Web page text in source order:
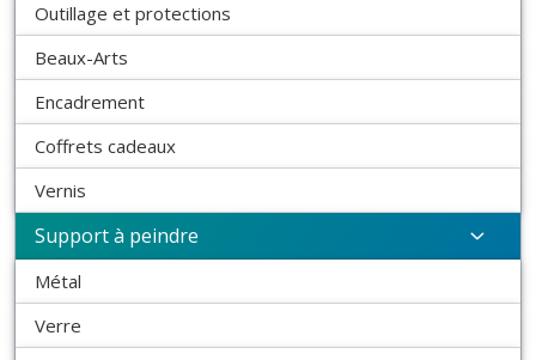
Outillage et protections
Beaux-Arts
Encadrement
Coffrets cadeaux
Vernis
Support à peindre
Métal
Verre